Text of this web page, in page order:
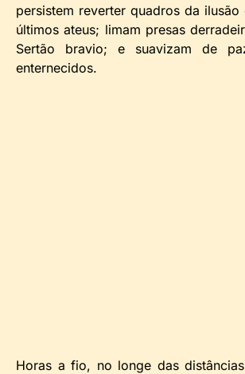
persistem reverter quadros da ilusão
últimos ateus; limam presas
Sertão bravio; e suavizam de
enternecidos.
Horas a fio, no longe das